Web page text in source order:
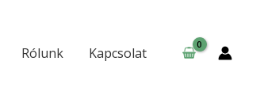
Rólunk Kapcsolat